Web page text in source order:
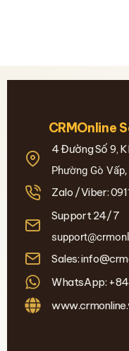
CRMOnline
4 Đường Số 9,
Phường Gò
Zalo /Viber:
Support 24/7
Sales:
WhatsApp: